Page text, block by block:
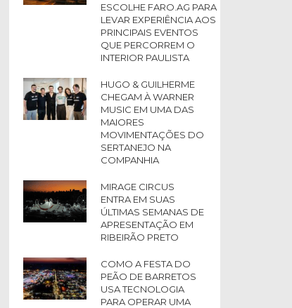
ESCOLHE FARO.AG PARA
LEVAR EXPERIÊNCIA AOS
PRINCIPAIS EVENTOS
QUE PERCORREM O
INTERIOR PAULISTA
HUGO & GUILHERME
CHEGAM À WARNER
MUSIC EM UMA DAS
MAIORES
MOVIMENTAÇÕES DO
SERTANEJO NA
COMPANHIA
MIRAGE CIRCUS
ENTRA EM SUAS
ÚLTIMAS SEMANAS DE
APRESENTAÇÃO EM
RIBEIRÃO PRETO
COMO A FESTA DO
PEÃO DE BARRETOS
USA TECNOLOGIA
PARA OPERAR UMA